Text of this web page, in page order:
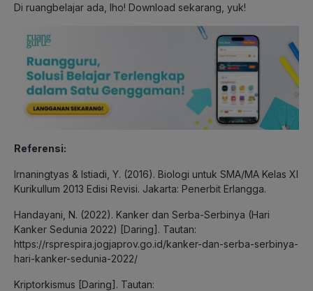
Di ruangbelajar ada, lho! Download sekarang, yuk!
Referensi:
Irnaningtyas & Istiadi, Y. (2016). Biologi untuk SMA/MA Kelas XI
Kurikullum 2013 Edisi Revisi. Jakarta: Penerbit Erlangga.
Handayani, N. (2022). Kanker dan Serba-Serbinya (Hari
Kanker Sedunia 2022) [Daring]. Tautan:
https://rsprespira.jogjaprov.go.id/kanker-dan-serba-serbinya-
hari-kanker-sedunia-2022/
Kriptorkismus [Daring]. Tautan: